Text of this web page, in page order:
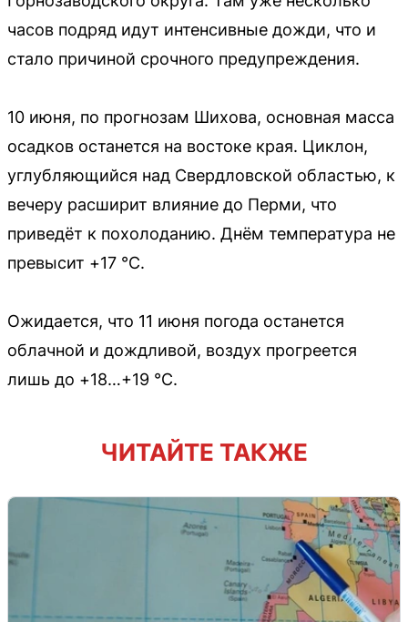
часов подряд идут интенсивные дожди, что и
стало причиной срочного предупреждения.
10 июня, по прогнозам Шихова, основная масса
осадков останется на востоке края. Циклон,
углубляющийся над Свердловской областью, к
вечеру расширит влияние до Перми, что
приведёт к похолоданию. Днём температура не
превысит +17 °C.
Ожидается, что 11 июня погода останется
облачной и дождливой, воздух прогреется
лишь до +18…+19 °C.
ЧИТАЙТЕ ТАКЖЕ